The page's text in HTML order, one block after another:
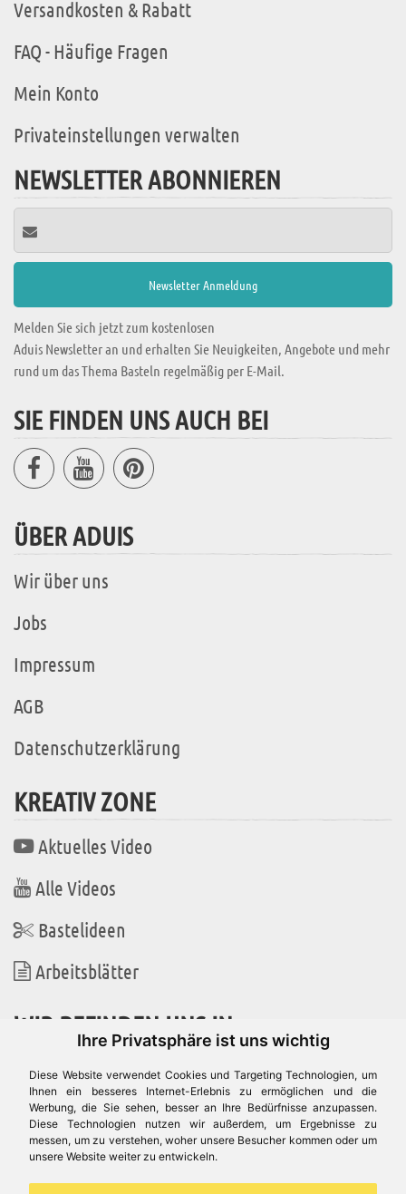
Ihre Privatsphäre ist uns wichtig
Diese Website verwendet Cookies und Targeting Technologien, um
Ihnen ein besseres Internet-Erlebnis zu ermöglichen und die
Werbung, die Sie sehen, besser an Ihre Bedürfnisse anzupassen.
Diese Technologien nutzen wir außerdem, um Ergebnisse zu
messen, um zu verstehen, woher unsere Besucher kommen oder um
unsere Website weiter zu entwickeln.
Versandkosten & Rabatt
FAQ - Häufige Fragen
Mein Konto
Privateinstellungen verwalten
NEWSLETTER ABONNIEREN
Melden Sie sich jetzt zum kostenlosen
Aduis Newsletter an und erhalten Sie Neuigkeiten, Angebote und mehr
rund um das Thema Basteln regelmäßig per E-Mail.
SIE FINDEN UNS AUCH BEI
ÜBER ADUIS
Wir über uns
Jobs
Impressum
AGB
Datenschutzerklärung
KREATIV ZONE
Aktuelles Video
Alle Videos
Bastelideen
Arbeitsblätter
WIR BEFINDEN UNS IN
Es gibt uns auch in